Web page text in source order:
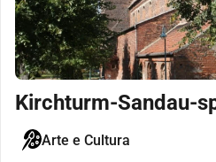
Kirchturm-Sandau-
Arte e Cultura